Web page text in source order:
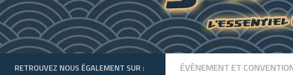
ÉVÈNEMENT ET
RETROUVEZ NOUS ÉGALEMENT SUR :